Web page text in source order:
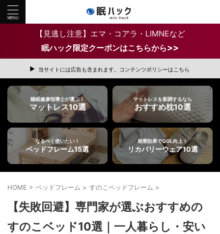
【見逃し注意】エマ・コアラ・LIMNEなど
眠ハック限定クーポンはこちらから>>
当サイトには広告も含まれます。コンテンツポリシーはこちら
睡眠健康指導士が選ぶ！
マットレス10選
マットレスを新調するなら
おすすめ枕10選
なるべく使いたい！
ベッドフレーム15選
相乗効果でQOL向上！
リカバリーウェア10選
HOME > ベッドフレーム > すのこベッドフレーム >
【失敗回避】専門家が選ぶおすすめの
すのこベッド10選｜一人暮らし・安い